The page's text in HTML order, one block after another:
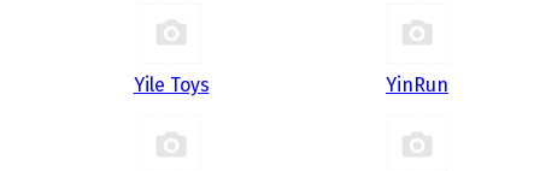
Yile Toys YinRun